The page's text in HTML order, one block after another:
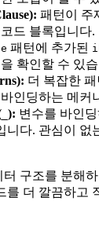
패턴이 주
드 블록입니다.
패턴에 추가된
확인할 수 있
더 복잡한
인딩하는 메커
): 변수를 바인
니다. 관심이 없
터 구조를 분해
를 더 깔끔하고